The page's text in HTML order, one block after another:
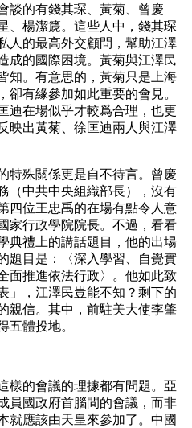
談的有錢其琛、黃菊、曾慶
、楊潔篪。這些人中，錢其琛
人的最高外交顧問，幫助江澤
成的國際困境。黃菊與江澤民
知。有意思的，黃菊只是上海
卻有緣參加如此重要的會見。
迪在場似乎才較爲合理，也更
映出黃菊、徐匡迪兩人與江澤
殊關係更是自不待言。曾慶
（中共中央組織部長），沒有
四位王忠禹的在場有點令人意
家行政學院院長。不過，看看
典禮上的講話題目，他的出場
題目是：〈深入學習、自覺實
面推進依法行政〉。他如此致
」，江澤民豈能不知？剩下的
親信。其中，前駐美大使李肇
五體投地。
的會議的理據都有問題。亞
員國政府首腦間的會議，而非
就應該由天皇來參加了。中國